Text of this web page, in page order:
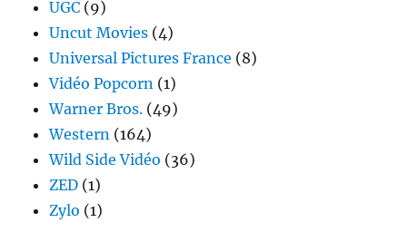
UGC (9)
Uncut Movies (4)
Universal Pictures France (8)
Vidéo Popcorn (1)
Warner Bros. (49)
Western (164)
Wild Side Vidéo (36)
ZED (1)
Zylo (1)